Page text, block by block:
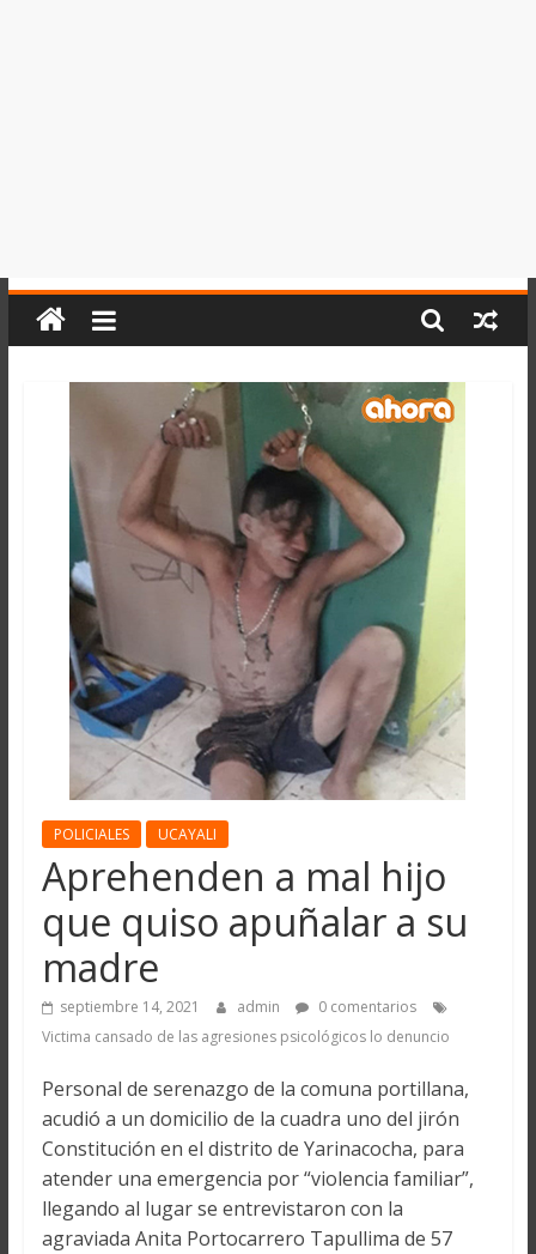
POLICIALES UCAYALI
Aprehenden a mal hijo
que quiso apuñalar a su
madre
septiembre 14, 2021 admin
0 comentarios
Victima cansado de las agresiones psicológicos lo denuncio
Personal de serenazgo de la comuna portillana,
acudió a un domicilio de la cuadra uno del jirón
Constitución en el distrito de Yarinacocha, para
atender una emergencia por “violencia familiar”,
llegando al lugar se entrevistaron con la
agraviada Anita Portocarrero Tapullima de 57